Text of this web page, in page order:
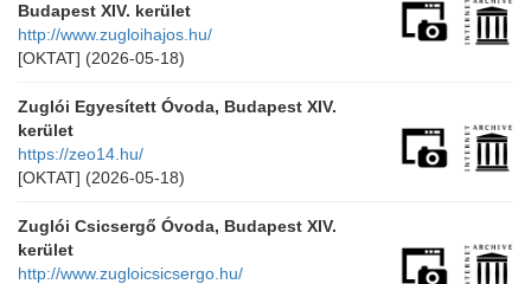
Budapest XIV. kerület
http://www.zugloihajos.hu/
[OKTAT] (2026-05-18)
Zuglói Egyesített Óvoda, Budapest XIV.
kerület
https://zeo14.hu/
[OKTAT] (2026-05-18)
Zuglói Csicsergő Óvoda, Budapest XIV.
kerület
http://www.zugloicsicsergo.hu/